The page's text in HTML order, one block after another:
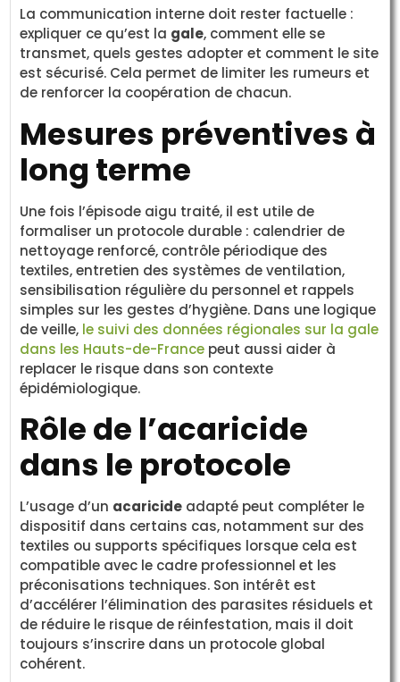
La communication interne doit rester factuelle :
expliquer ce qu’est la gale, comment elle se
transmet, quels gestes adopter et comment le site
est sécurisé. Cela permet de limiter les rumeurs et
de renforcer la coopération de chacun.
Mesures préventives à
long terme
Une fois l’épisode aigu traité, il est utile de
formaliser un protocole durable : calendrier de
nettoyage renforcé, contrôle périodique des
textiles, entretien des systèmes de ventilation,
sensibilisation régulière du personnel et rappels
simples sur les gestes d’hygiène. Dans une logique
de veille, le suivi des données régionales sur la gale
dans les Hauts-de-France peut aussi aider à
replacer le risque dans son contexte
épidémiologique.
Rôle de l’acaricide
dans le protocole
L’usage d’un acaricide adapté peut compléter le
dispositif dans certains cas, notamment sur des
textiles ou supports spécifiques lorsque cela est
compatible avec le cadre professionnel et les
préconisations techniques. Son intérêt est
d’accélérer l’élimination des parasites résiduels et
de réduire le risque de réinfestation, mais il doit
toujours s’inscrire dans un protocole global
cohérent.